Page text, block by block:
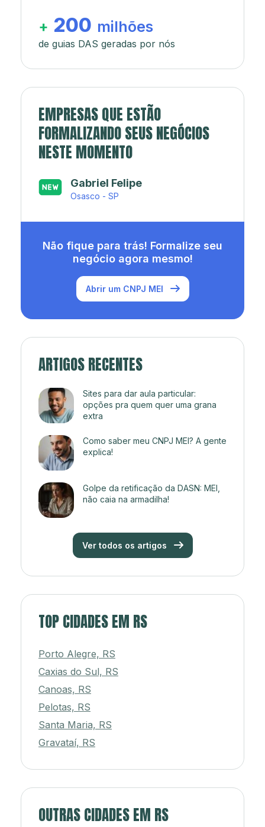
+ 200 milhões
de guias DAS geradas por nós
EMPRESAS QUE ESTÃO
FORMALIZANDO SEUS NEGÓCIOS
NESTE MOMENTO
Japa’s açaí e sorveteria
Rio de Janeiro - RJ
Não fique para trás! Formalize seu
negócio agora mesmo!
Abrir um CNPJ MEI
ARTIGOS RECENTES
Sites para dar aula particular:
opções pra quem quer uma grana
extra
Como saber meu CNPJ MEI? A gente
explica!
Golpe da retificação da DASN: MEI,
não caia na armadilha!
Ver todos os artigos
TOP CIDADES EM RS
Porto Alegre, RS
Caxias do Sul, RS
Canoas, RS
Pelotas, RS
Santa Maria, RS
Gravataí, RS
OUTRAS CIDADES EM RS